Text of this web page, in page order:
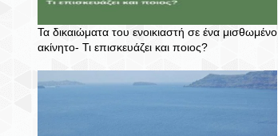
Τα δικαιώματα του ενοικιαστή σε ένα μισθωμένο
ακίνητο- Τι επισκευάζει και ποιος?